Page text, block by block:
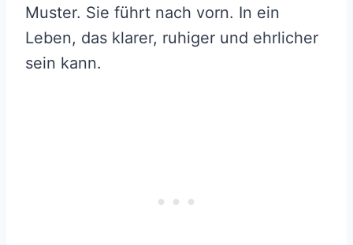
Muster. Sie führt nach vorn. In ein
Leben, das klarer, ruhiger und ehrlicher
sein kann.